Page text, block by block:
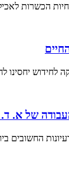
הכשרות
יחסינו
של א. ד.
החשובים